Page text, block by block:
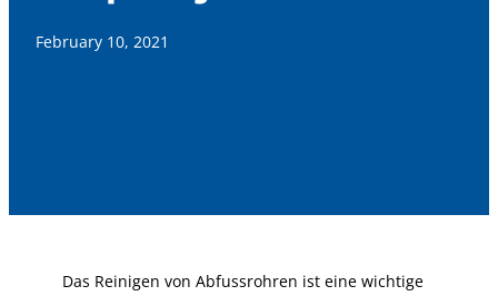
February 10, 2021
Das Reinigen von Abfussrohren ist eine wichtige